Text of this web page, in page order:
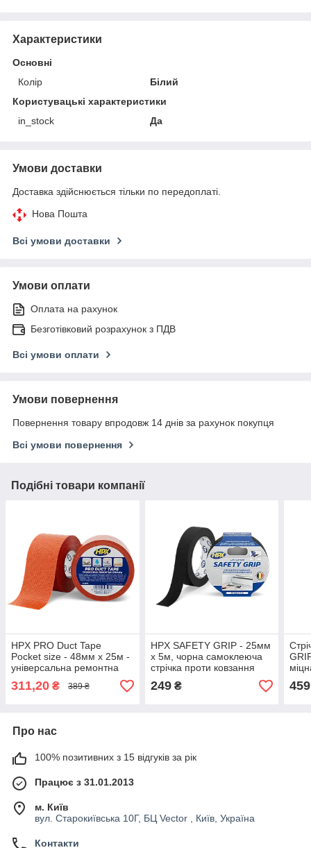
Характеристики
Основні
Колір
Білий
Користувацькі характеристики
in_stock
Да
Умови доставки
Доставка здійснюється тільки по передоплаті.
Нова Пошта
Всі умови доставки
Умови оплати
Оплата на рахунок
Безготівковий розрахунок з ПДВ
Всі умови оплати
Умови повернення
Повернення товару впродовж 14 днів за рахунок покупця
Всі умови повернення
Подібні товари компанії
HPX PRO Duct Tape
Pocket size - 48мм x 25м -
універсальна ремонтна
стрічка
311,20 ₴ 389 ₴
HPX SAFETY GRIP - 25мм
х 5м, чорна самоклеюча
стрічка проти ковзання
249₴ 459
Про нас
100% позитивних з 15 відгуків за рік
Працює з 31.01.2013
м. Київ
вул. Старокиївська 10Г, БЦ Vector , Київ, Україна
Контакти